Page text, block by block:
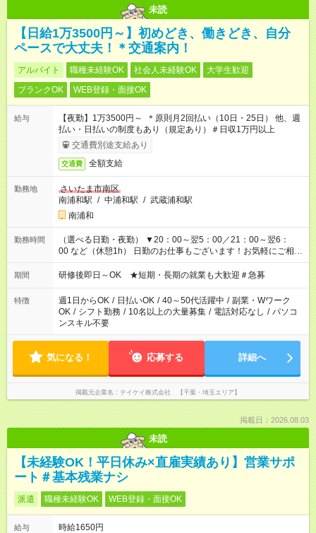
未読
【日給1万3500円～】初めどき、働きどき、自分
ペースで大丈夫！＊交通案内！
アルバイト 職種未経験OK 社会人未経験OK
大学生歓迎
ブランクOK
WEB登録・面接OK
給与
【夜勤】1万3500円～ ＊原則月2回払い（10日・25日） 他、週
払い・日払いの制度もあり（規定あり）＃日収1万円以上
交通費別途支給あり
交通費 全額支給
勤務地
さいたま市南区
南浦和駅 / 中浦和駅 / 武蔵浦和駅
南浦和
勤務時間
（選べる日勤・夜勤） ▼20：00～翌5：00／21：00～翌6：
00 など（休憩1h） 日勤のお仕事もございます！お気軽にご相談
ください！
期間 研修後即日～OK ★短期・長期の就業も大歓迎＃急募
特徴 週1日からOK / 日払いOK / 40～50代活躍中 / 副業・Wワーク
OK / シフト勤務 / 10名以上の大量募集 / 電話対応なし / パソコ
ンスキル不要
気になる！ 応募する 詳細へ
掲載元企業名 テイケイ株式会社 【千葉・埼玉エリア】
掲載日：2026.08.03
未読
【未経験OK！平日休み×直雇実績あり】営業サポ
ート＃基本残業ナシ
派遣 職種未経験OK WEB登録・面接OK
給与
時給1650円